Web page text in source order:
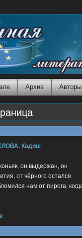
Архив Авторы
Кадиш
он выдержан, он
от чёрного остался
нам от пирога,